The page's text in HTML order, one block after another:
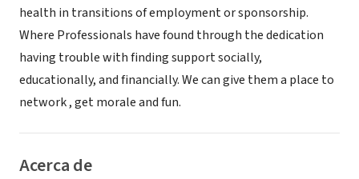
health in transitions of employment or sponsorship.
Where Professionals have found through the dedication
having trouble with finding support socially,
educationally, and financially. We can give them a place to
network , get morale and fun.
Acerca de